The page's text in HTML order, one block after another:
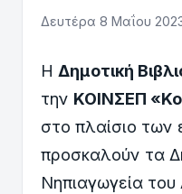
Δευτέρα 8 Μαΐου
Η Δημοτική
την ΚΟΙΝΣΕΠ
στο πλαίσιο
προσκαλούν τα
Νηπιαγωγεία